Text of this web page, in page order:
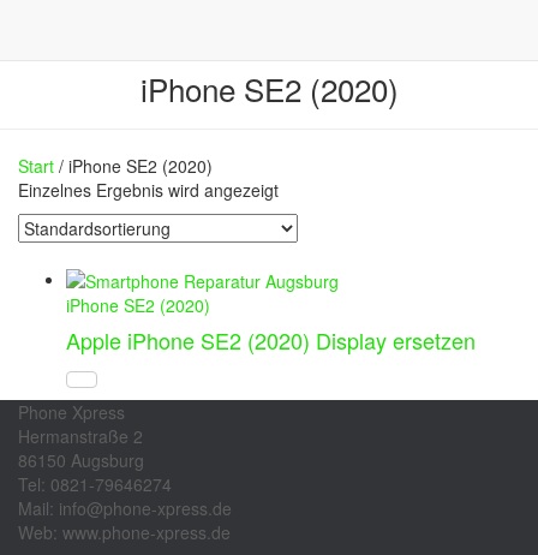
iPhone SE2 (2020)
Start / iPhone SE2 (2020)
Einzelnes Ergebnis wird angezeigt
iPhone SE2 (2020)
Apple iPhone SE2 (2020) Display ersetzen
Phone Xpress
Hermanstraße 2
86150 Augsburg
Tel: 0821-79646274
Mail: info@phone-xpress.de
Web: www.phone-xpress.de